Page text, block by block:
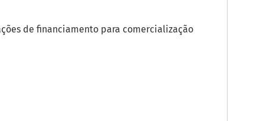
de financiamento para comercialização